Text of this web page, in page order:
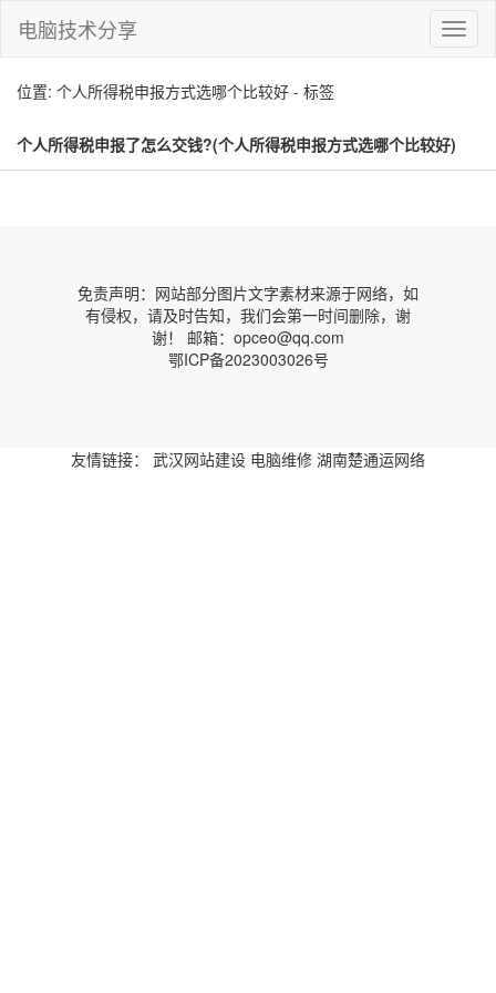
切
换
电脑技术分享
位置: 个人所得税申报方式选哪个比较好 - 标签
个人所得税申报了怎么交钱?(个人所得税申报方式选哪个比较好)
免责声明：网站部分图片文字素材来源于网络，如
有侵权，请及时告知，我们会第一时间删除，谢
谢！ 邮箱：opceo@qq.com
鄂ICP备2023003026号
友情链接： 武汉网站建设 电脑维修 湖南楚通运网络